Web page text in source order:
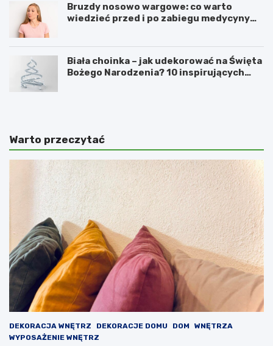
Bruzdy nosowo wargowe: co warto
wiedzieć przed i po zabiegu medycyny
Biała choinka – jak udekorować na Święta
Bożego Narodzenia? 10 inspirujących
Warto przeczytać
DEKORACJA WNĘTRZ DEKORACJE DOMU DOM
WNĘTRZA
WYPOSAŻENIE WNĘTRZ